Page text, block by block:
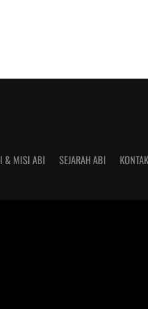
& MISI ABI SEJARAH ABI